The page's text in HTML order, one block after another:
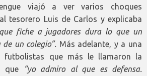
viajó a ver varios choques
tesorero Luis de Carlos y explicaba
fiche a jugadores dura lo que un
un colegio”. Más adelante, y a una
futbolistas que más le llamaron la
que
“yo admiro al que es defensa.